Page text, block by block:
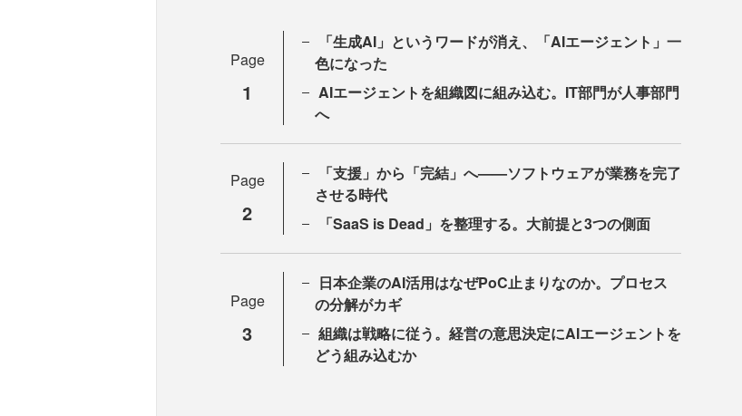
Page
1
「生成AI」というワードが消え、「AIエージェント」一
色になった
AIエージェントを組織図に組み込む。IT部門が人事部門
へ
Page
2
「支援」から「完結」へ——ソフトウェアが業務を完了
させる時代
「SaaS is Dead」を整理する。大前提と3つの側面
Page
3
日本企業のAI活用はなぜPoC止まりなのか。プロセス
の分解がカギ
組織は戦略に従う。経営の意思決定にAIエージェントを
どう組み込むか